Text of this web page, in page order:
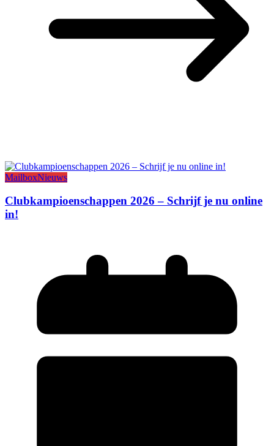
MailboxNieuws
Clubkampioenschappen 2026 – Schrijf je nu online
in!